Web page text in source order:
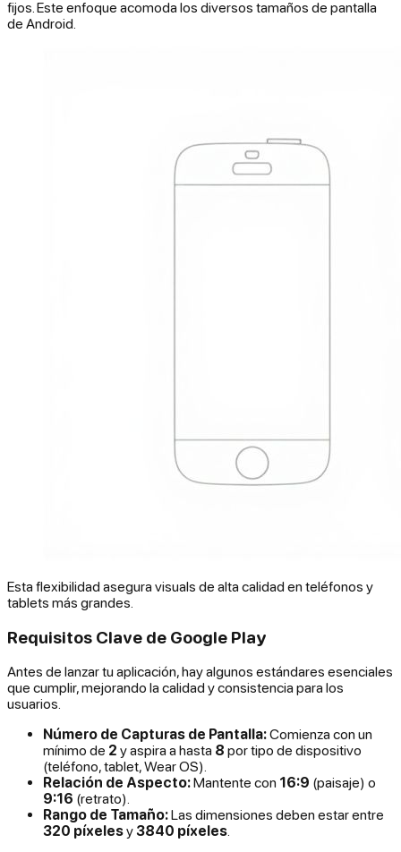
fijos. Este enfoque acomoda los diversos tamaños de pantalla
de Android.
Esta flexibilidad asegura visuals de alta calidad en teléfonos y
tablets más grandes.
Requisitos Clave de Google Play
Antes de lanzar tu aplicación, hay algunos estándares esenciales
que cumplir, mejorando la calidad y consistencia para los
usuarios.
Número de Capturas de Pantalla:Comienza con un
mínimo de 2 y aspira a hasta 8 por tipo de dispositivo
(teléfono, tablet, Wear OS).
Relación de Aspecto:Mantente con 16:9 (paisaje) o
9:16 (retrato).
Rango de Tamaño:Las dimensiones deben estar entre
320 píxelesy3840 píxeles